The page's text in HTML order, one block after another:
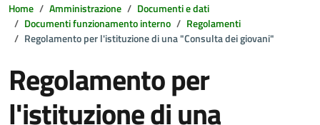
Home Amministrazione
Documenti e dati
Documenti funzionamento interno
Regolamenti
Regolamento per l'istituzione di una "Consulta dei giovani"
Regolamento per
l'istituzione di una